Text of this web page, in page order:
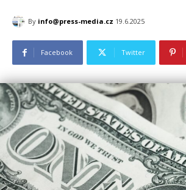
By info@press-media.cz 19.6.2025
Facebook Twitter